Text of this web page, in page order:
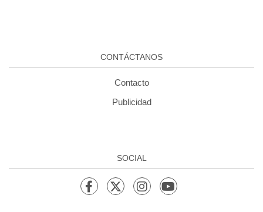
CONTÁCTANOS
Contacto
Publicidad
SOCIAL